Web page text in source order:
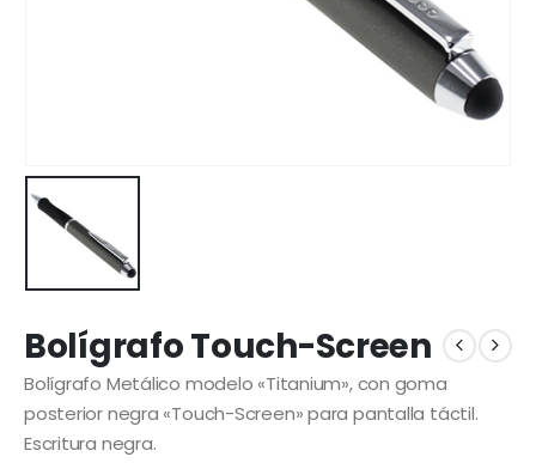
Bolígrafo Touch-Screen
Bolígrafo Metálico modelo «Titanium», con goma
posterior negra «Touch-Screen» para pantalla táctil.
Escritura negra.